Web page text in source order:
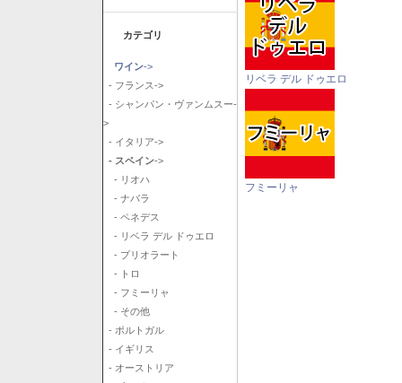
カテゴリ
ワイン->
- フランス->
- シャンパン・ヴァンムスー-
>
- イタリア->
- スペイン->
- リオハ
- ナバラ
- ペネデス
- リベラ デル ドゥエロ
- プリオラート
- トロ
- フミーリャ
- その他
- ポルトガル
- イギリス
- オーストリア
リベラ デル ドゥエロ
フミーリャ